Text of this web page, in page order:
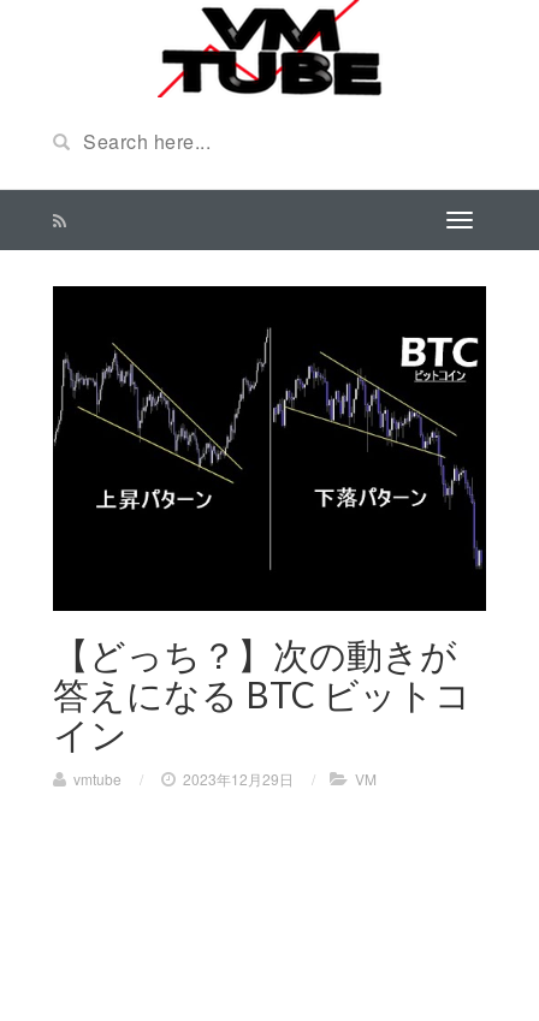
【どっち？】次の動きが
答えになる BTC ビットコ
イン
vmtube / 2023年12月29日 / VM